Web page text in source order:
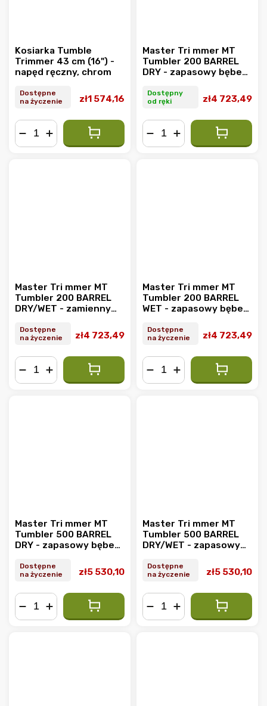
Kosiarka Tumble
Trimmer 43 cm (16") -
napęd ręczny, chrom
Dostępne
na życzenie
zł1 574,16
Master Tri mmer MT
Tumbler 200 BARREL
DRY - zapasowy bęben
trymowania (4.8 mm)
Dostępny
od ręki
zł4 723,49
Master Tri mmer MT
Tumbler 200 BARREL
DRY/WET - zamienny
suchego/mokrego
przycinania (6.3 mm)
Dostępne
na życzenie
zł4 723,49
Master Tri mmer MT
Tumbler 200 BARREL
WET - zapasowy bęben
trymowania (8 mm)
Dostępne
na życzenie
zł4 723,49
Master Tri mmer MT
Tumbler 500 BARREL
DRY - zapasowy bęben
trymowania (4.8 mm)
Dostępne
na życzenie
zł5 530,10
Master Tri mmer MT
Tumbler 500 BARREL
DRY/WET - zapasowy
suchego/mokrego
przycinania (6.3 mm)
Dostępne
na życzenie
zł5 530,10